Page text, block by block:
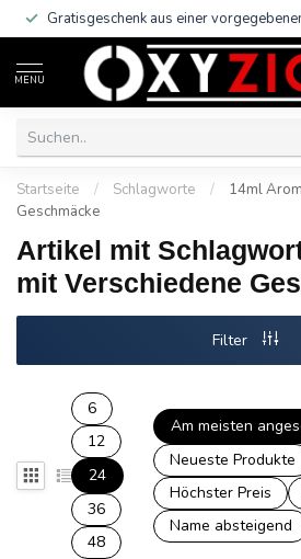
Gratisgeschenk aus einer
MENU
Startseite / Schlagworte /
14ml
Geschmäcke
Artikel mit
mit Verschiedene
Filter
6
12
24
36
48
Am meisten
Neueste Produkte
Höchster Preis
Name absteigend